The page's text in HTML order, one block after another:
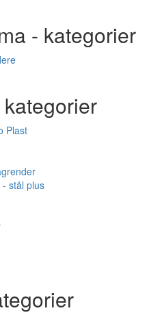
- kategorier
Plast
stål plus